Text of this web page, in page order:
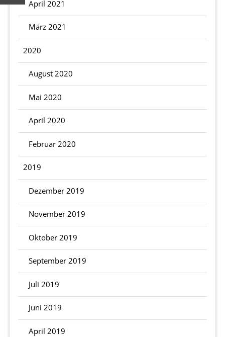
April 2021
März 2021
2020
August 2020
Mai 2020
April 2020
Februar 2020
2019
Dezember 2019
November 2019
Oktober 2019
September 2019
Juli 2019
Juni 2019
April 2019